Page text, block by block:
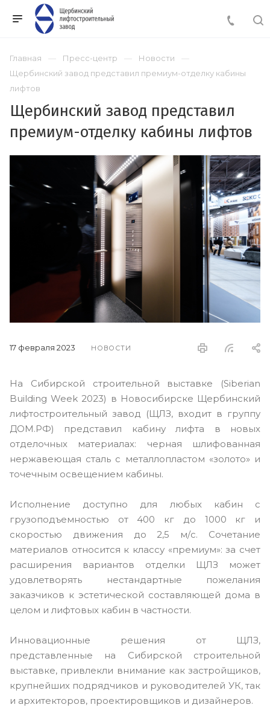
Главная Пресс-центр
Новости
Щербинский завод представил премиум-отделку кабины
лифтов
Щербинский завод представил
премиум-отделку кабины лифтов
17 февраля 2023 НОВОСТИ
На Сибирской строительной выставке (Siberian
Building Week 2023) в Новосибирске Щербинский
лифтостроительный завод (ЩЛЗ, входит в группу
ДОМ.РФ) представил кабину лифта в новых
отделочных материалах: черная шлифованная
нержавеющая сталь с металлопластом «золото» и
точечным освещением кабины.
Исполнение доступно для любых кабин с
грузоподъемностью от 400 кг до 1000 кг и
скоростью движения до 2,5 м/с. Сочетание
материалов относится к классу «премиум»: за счет
расширения вариантов отделки ЩЛЗ может
удовлетворять нестандартные пожелания
заказчиков к эстетической составляющей дома в
целом и лифтовых кабин в частности.
Инновационные решения от ЩЛЗ,
представленные на Сибирской строительной
выставке, привлекли внимание как застройщиков,
крупнейших подрядчиков и руководителей УК, так
и архитекторов, проектировщиков и дизайнеров.